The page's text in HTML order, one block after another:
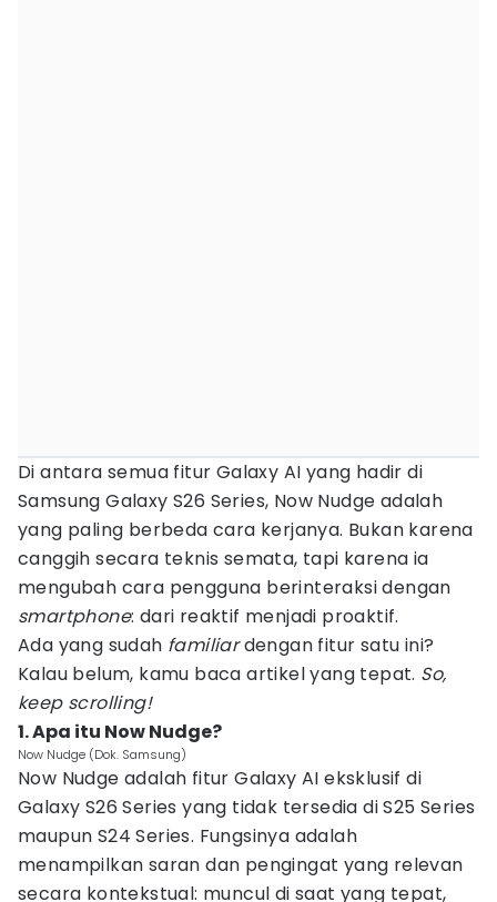
Di antara semua fitur Galaxy AI yang hadir di
Samsung Galaxy S26 Series, Now Nudge adalah
yang paling berbeda cara kerjanya. Bukan karena
canggih secara teknis semata, tapi karena ia
mengubah cara pengguna berinteraksi dengan
smartphone: dari reaktif menjadi proaktif.
Ada yang sudah familiardengan fitur satu ini?
Kalau belum, kamu baca artikel yang tepat. So,
keep scrolling!
1. Apa itu Now Nudge?
Now Nudge (Dok. Samsung)
Now Nudge adalah fitur Galaxy AI eksklusif di
Galaxy S26 Series yang tidak tersedia di S25 Series
maupun S24 Series. Fungsinya adalah
menampilkan saran dan pengingat yang relevan
secara kontekstual: muncul di saat yang tepat,